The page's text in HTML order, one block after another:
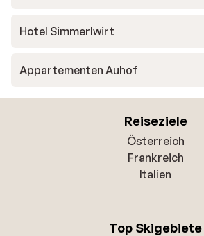
Hotel Simmerlwirt
Appartementen Auhof
Reiseziele
Österreich
Frankreich
Italien
Top Skigebiete